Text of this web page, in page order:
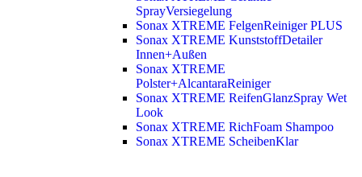
SprayVersiegelung
Sonax XTREME FelgenReiniger PLUS
Sonax XTREME KunststoffDetailer
Innen+Außen
Sonax XTREME
Polster+AlcantaraReiniger
Sonax XTREME ReifenGlanzSpray Wet
Look
Sonax XTREME RichFoam Shampoo
Sonax XTREME ScheibenKlar